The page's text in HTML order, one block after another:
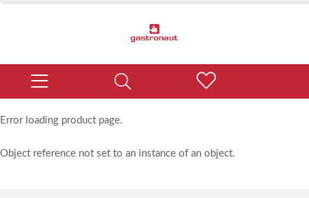
Error loading product page.
Object reference not set to an instance of an object.